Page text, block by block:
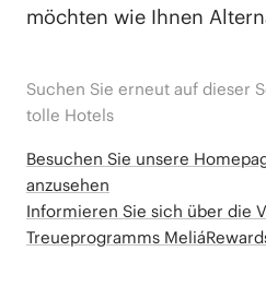
möchten wie Ihnen
Suchen Sie erneut auf dieser
tolle Hotels
Besuchen Sie unsere
anzusehen
Informieren Sie sich über die
Treueprogramms